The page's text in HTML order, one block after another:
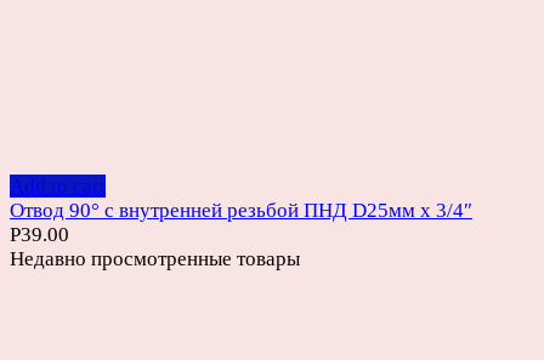
Add to cart
Отвод 90° с внутренней резьбой ПНД D25мм х 3/4″
Р39.00
Недавно просмотренные товары